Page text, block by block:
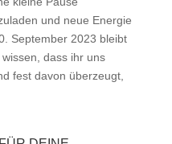
und neue Energie
September 2023 bleibt
dass ihr uns
fest davon überzeugt,